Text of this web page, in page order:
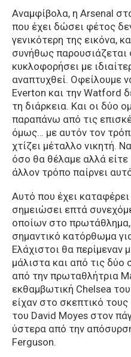
Αναμφίβολα, η Arsenal
που έχει δώσει φέτος
γενικότερη της εικόνα,
συνήθως παρουσιάζεται
κυκλοφορήσει με
αναπτυχθεί. Οφείλουμε
Everton και την Watford
τη διάρκεια. Και οι δύο
παραπάνω από τις
όμως… με αυτόν τον
χτίζει μέταλλο νικητή.
όσο θα θέλαμε αλλά είτε
άλλον τρόπο παίρνει
Αυτό που έχει καταφέρει
σημειώσει επτά
οποίων στο
σημαντικό κατόρθωμα
Ελάχιστοι θα περίμεναν
μάλιστα και από τις δύο
από την πρωταθλήτρια
εκθαμβωτική Chelsea
είχαν στο σκεπτικό
του David Moyes στον
ύστερα από την
Ferguson.